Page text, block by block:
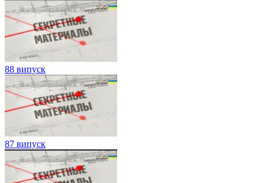
88 випуск
87 випуск